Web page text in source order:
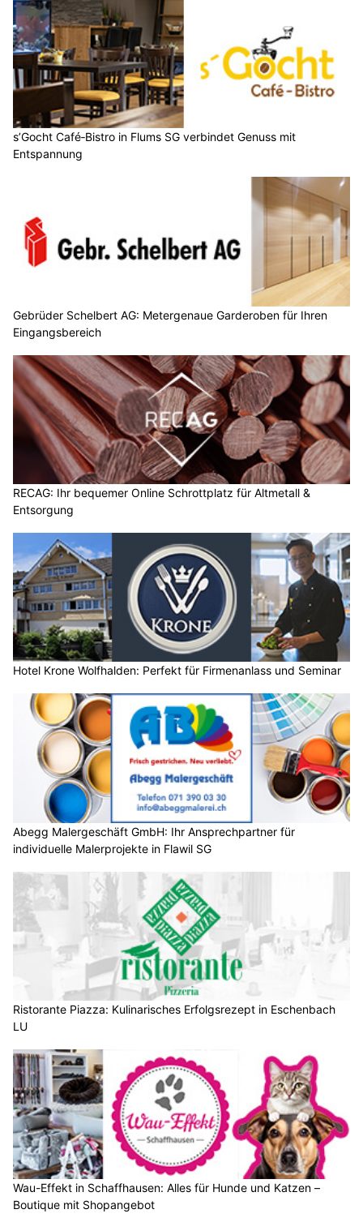
s’Gocht Café‑Bistro in Flums SG verbindet Genuss mit
Entspannung
Gebrüder Schelbert AG: Metergenaue Garderoben für Ihren
Eingangsbereich
RECAG: Ihr bequemer Online Schrottplatz für Altmetall &
Entsorgung
Hotel Krone Wolfhalden: Perfekt für Firmenanlass und Seminar
Abegg Malergeschäft GmbH: Ihr Ansprechpartner für
individuelle Malerprojekte in Flawil SG
Ristorante Piazza: Kulinarisches Erfolgsrezept in Eschenbach
LU
Wau-Effekt in Schaffhausen: Alles für Hunde und Katzen –
Boutique mit Shopangebot